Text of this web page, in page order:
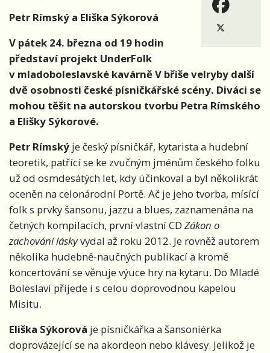
Petr Rímský a Eliška Sýkorová
V pátek 24. března od 19 hodin
představí projekt UnderFolk
v mladoboleslavské kavárně V břiše velryby další
dvě osobnosti české písničkářské scény. Diváci se
mohou těšit na autorskou tvorbu Petra Rímského
a Elišky Sýkorové.
Petr Rímský je český písničkář, kytarista a hudební
teoretik, patřící se ke zvučným jménům českého folku
už od osmdesátých let, kdy účinkoval a byl několikrát
oceněn na celonárodní Portě. Ač je jeho tvorba, mísící
folk s prvky šansonu, jazzu a blues, zaznamenána na
četných kompilacích, první vlastní CD Zákon o
zachování láskyvydal až roku 2012. Je rovněž autorem
několika hudebně-naučných publikací a kromě
koncertování se věnuje výuce hry na kytaru. Do Mladé
Boleslavi přijede i s celou doprovodnou kapelou
Misitu.
Eliška Sýkorová je písničkářka a šansoniérka
doprovázející se na akordeon nebo klávesy. Jelikož je